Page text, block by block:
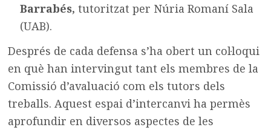
Barrabés, tutoritzat per Núria Romaní Sala
(UAB).
Després de cada defensa s’ha obert un col·loqui
en què han intervingut tant els membres de la
Comissió d’avaluació com els tutors dels
treballs. Aquest espai d’intercanvi ha permès
aprofundir en diversos aspectes de les